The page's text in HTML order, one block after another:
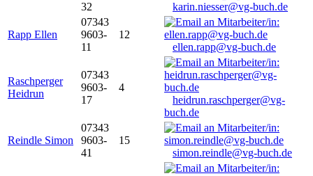
32
karin.niesser@vg-buch.de
Rapp Ellen
07343
9603-
11
12
ellen.rapp@vg-buch.de
Raschperger
Heidrun
07343
9603-
17
4
heidrun.raschperger@vg-
buch.de
Reindle Simon
07343
9603-
41
15
simon.reindle@vg-buch.de